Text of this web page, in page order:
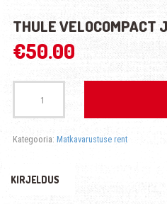
THULE VELOCOMPACT
€50.00
Kogus
Kategooria: Matkavarustuse rent
KIRJELDUS